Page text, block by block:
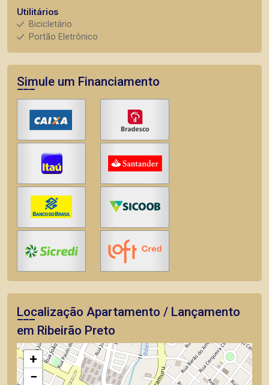
Utilitários
Bicicletário
Portão Eletrônico
Simule um Financiamento
Localização Apartamento / Lançamento
em Ribeirão Preto
+
−